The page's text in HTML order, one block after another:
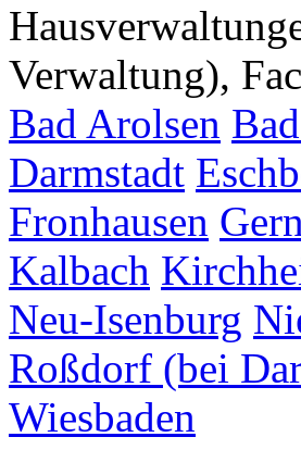
Verwaltung),
Bad Arolsen
Darmstadt
Fronhausen
Kalbach
Neu-Isenburg
Roßdorf (bei
Wiesbaden